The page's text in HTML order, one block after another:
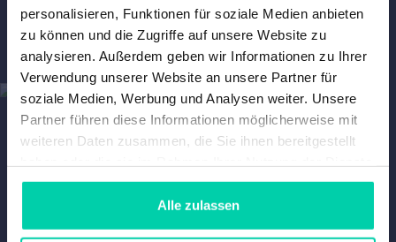
personalisieren, Funktionen für soziale Medien anbieten
zu können und die Zugriffe auf unsere Website zu
analysieren. Außerdem geben wir Informationen zu Ihrer
Verwendung unserer Website an unsere Partner für
soziale Medien, Werbung und Analysen weiter. Unsere
Partner führen diese Informationen möglicherweise mit
weiteren Daten zusammen, die Sie ihnen bereitgestellt
gesammelt haben.
Alle zulassen
EINE TESTFAHRT
ANFRAGEN?
Planen Sie eine Testfahrt